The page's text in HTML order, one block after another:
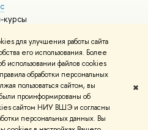
для улучшения работы сайта
его использования. Более
использовании файлов cookies
обработки персональных
пользоваться сайтом, вы
проинформированы об
сайтом НИУ ВШЭ и согласны
персональных данных. Вы
✖
и контакты
технологий в НИУ ВШЭ